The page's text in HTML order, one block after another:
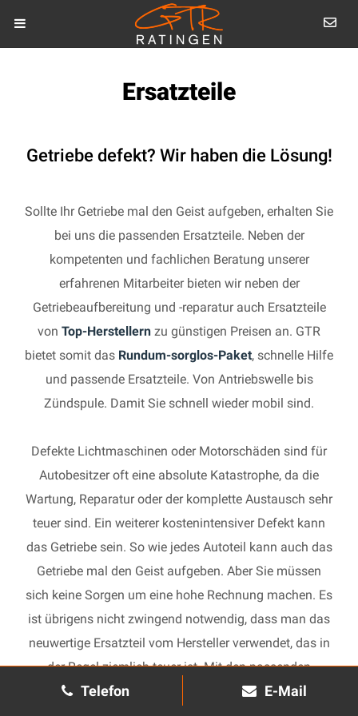
Telefon E-Mail
Ersatzteile
Getriebe defekt? Wir haben die Lösung!
Sollte Ihr Getriebe mal den Geist aufgeben, erhalten Sie
bei uns die passenden Ersatzteile. Neben der
kompetenten und fachlichen Beratung unserer
erfahrenen Mitarbeiter bieten wir neben der
Getriebeaufbereitung und -reparatur auch Ersatzteile
von Top-Herstellern zu günstigen Preisen an. GTR
bietet somit das Rundum-sorglos-Paket, schnelle Hilfe
und passende Ersatzteile. Von Antriebswelle bis
Zündspule. Damit Sie schnell wieder mobil sind.
Defekte Lichtmaschinen oder Motorschäden sind für
Autobesitzer oft eine absolute Katastrophe, da die
Wartung, Reparatur oder der komplette Austausch sehr
teuer sind. Ein weiterer kostenintensiver Defekt kann
das Getriebe sein. So wie jedes Autoteil kann auch das
Getriebe mal den Geist aufgeben. Aber Sie müssen
sich keine Sorgen um eine hohe Rechnung machen. Es
ist übrigens nicht zwingend notwendig, dass man das
neuwertige Ersatzteil vom Hersteller verwendet, das in
der Regel ziemlich teuer ist. Mit den passenden
Ersatzteilen kann jedes gebrauchte Getriebe schnell